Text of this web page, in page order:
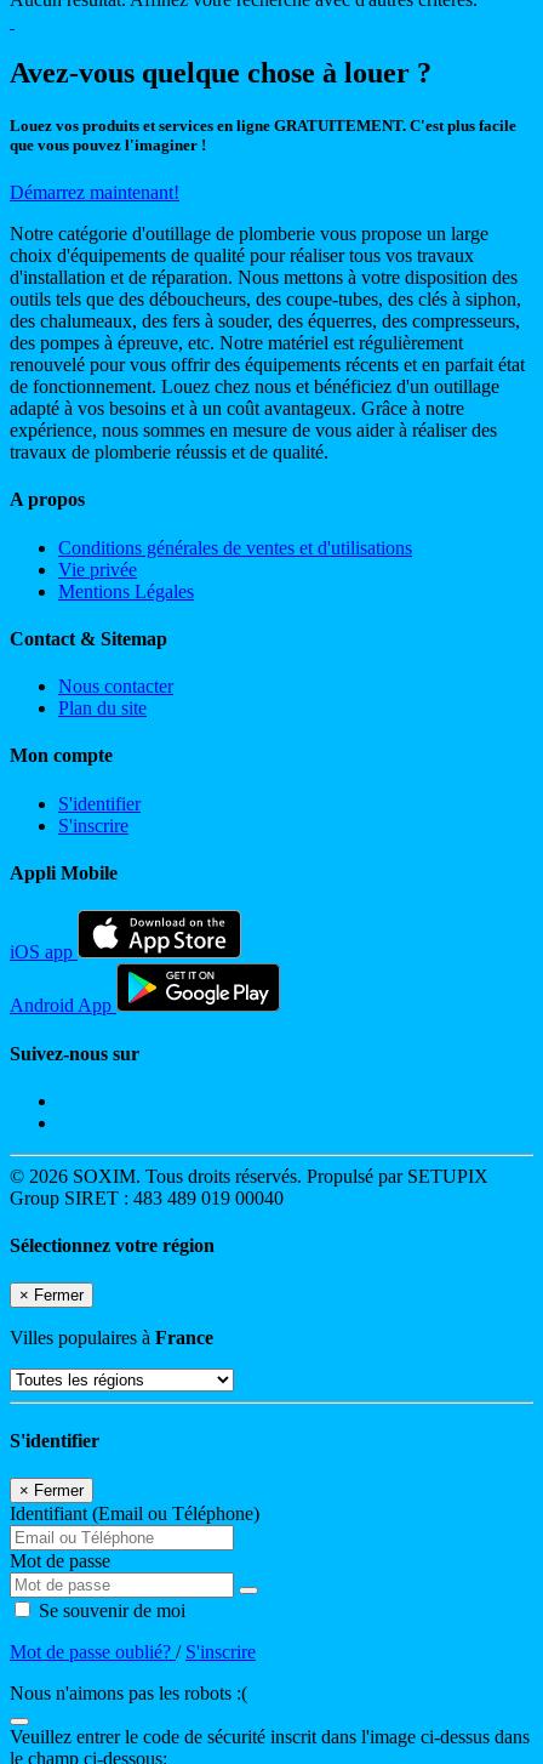
Avez-vous quelque chose à louer ?
Louez vos produits et services en ligne GRATUITEMENT. C'est plus facile
que vous pouvez l'imaginer !
Démarrez maintenant!
Notre catégorie d'outillage de plomberie vous propose un large
choix d'équipements de qualité pour réaliser tous vos travaux
d'installation et de réparation. Nous mettons à votre disposition des
outils tels que des déboucheurs, des coupe-tubes, des clés à siphon,
des chalumeaux, des fers à souder, des équerres, des compresseurs,
des pompes à épreuve, etc. Notre matériel est régulièrement
renouvelé pour vous offrir des équipements récents et en parfait état
de fonctionnement. Louez chez nous et bénéficiez d'un outillage
adapté à vos besoins et à un coût avantageux. Grâce à notre
expérience, nous sommes en mesure de vous aider à réaliser des
travaux de plomberie réussis et de qualité.
A propos
Conditions générales de ventes et d'utilisations
Vie privée
Mentions Légales
Contact & Sitemap
Nous contacter
Plan du site
Mon compte
S'identifier
S'inscrire
Appli Mobile
iOS app
Android App
Suivez-nous sur
© 2026 SOXIM. Tous droits réservés. Propulsé par SETUPIX
Group SIRET : 483 489 019 00040
Sélectionnez votre région
× Fermer
Villes populaires à France
S'identifier
× Fermer
Identifiant (Email ou Téléphone)
Mot de passe
Se souvenir de moi
Mot de passe oublié? / S'inscrire
Nous n'aimons pas les robots :(
Veuillez entrer le code de sécurité inscrit dans l'image ci-dessus dans
le champ ci-dessous: